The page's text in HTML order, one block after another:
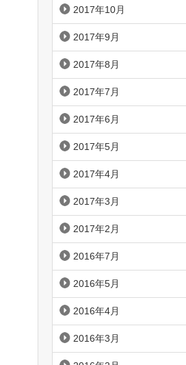
2017年10月
2017年9月
2017年8月
2017年7月
2017年6月
2017年5月
2017年4月
2017年3月
2017年2月
2016年7月
2016年5月
2016年4月
2016年3月